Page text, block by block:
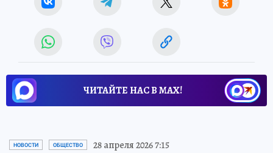
ЧИТАЙТЕ НАС В МАХ!
НОВОСТИ ОБЩЕСТВО 28 апреля 2026 7:15